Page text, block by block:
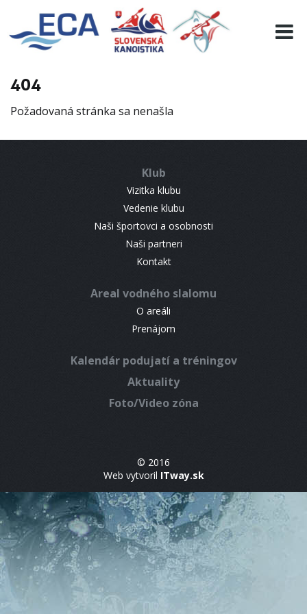
404
Požadovaná stránka sa nenašla
Klub
Vizitka klubu
Vedenie klubu
Naši športovci a osobnosti
Naši partneri
Kontakt
Areal vodného slalomu
O areáli
Prenájom
Kalendár podujatí a tréningov
Aktuality
Foto/Video zóna
© 2016
Web vytvoril ITway.sk
EURO 19
INFO
RESULTS
CONTACT